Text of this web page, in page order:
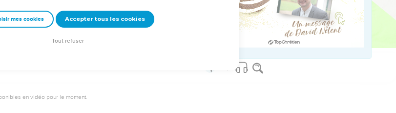
leur Dieu ; je [suis] l'Eternel.
et les lois que l'Eternel établit entre lui et les enfants d'Israël sur
en vidéo pour le moment.
mes cookies Accepter tous les cookies
Tout refuser